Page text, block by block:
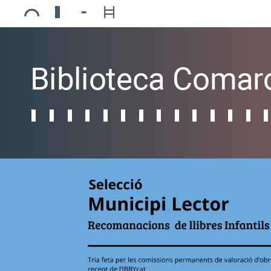
Ajuntament de Mollerussa
Biblioteca Comarcal Jaume Vila
Piscines de Mollerussa